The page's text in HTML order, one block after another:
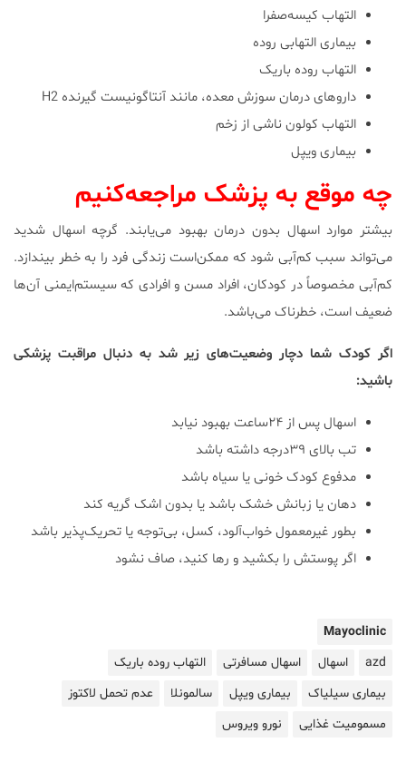
التهاب کیسه‌صفرا
بیماری التهابی روده
التهاب روده باریک
داروهای درمان سوزش معده، مانند آنتاگونیست گیرنده H2
التهاب کولون ناشی از زخم
بیماری ویپل
چه موقع به پزشک مراجعه‌کنیم
بیشتر موارد اسهال بدون درمان بهبود می‌یابند. گرچه اسهال شدید
می‌تواند سبب کم‌آبی شود که ممکن‌است زندگی فرد را به خطر بیندازد.
کم‌آبی مخصوصاً در کودکان، افراد مسن و افرادی که سیستم‌ایمنی آن‌ها
ضعیف است، خطرناک می‌باشد.
اگر کودک شما دچار وضعیت‌های زیر شد به دنبال مراقبت پزشکی
باشید:
اسهال پس از ۲۴ساعت بهبود نیابد
تب بالای ۳۹درجه داشته باشد
مدفوع کودک خونی یا سیاه باشد
دهان یا زبانش خشک باشد یا بدون اشک گریه کند
بطور غیرمعمول خواب‌آلود، کسل، بی‌توجه یا تحریک‌پذیر باشد
اگر پوستش را بکشید و رها کنید، صاف نشود
Mayoclinic
azd
اسهال اسهال مسافرتی
التهاب روده باریک
بیماری سیلیاک
بیماری ویپل سالمونلا
عدم تحمل لاکتوز
مسمومیت غذایی
نورو ویروس